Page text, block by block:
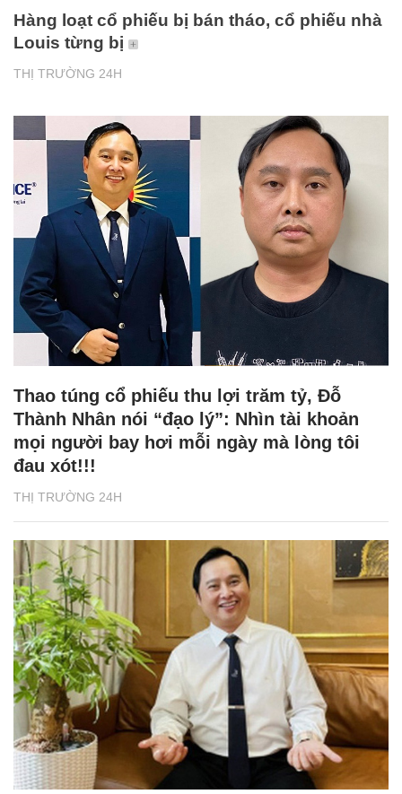
THỊ TRƯỜNG 24H
Hàng loạt cổ phiếu bị bán tháo, cổ phiếu nhà
Louis từng bị
THỊ TRƯỜNG 24H
Thao túng cổ phiếu thu lợi trăm tỷ, Đỗ
Thành Nhân nói “đạo lý”: Nhìn tài khoản
mọi người bay hơi mỗi ngày mà lòng tôi
đau xót!!!